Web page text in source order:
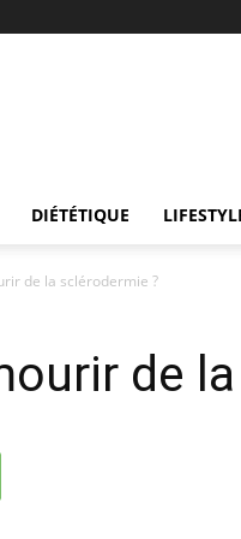
DIÉTÉTIQUE
de la sclérodermie ?
de